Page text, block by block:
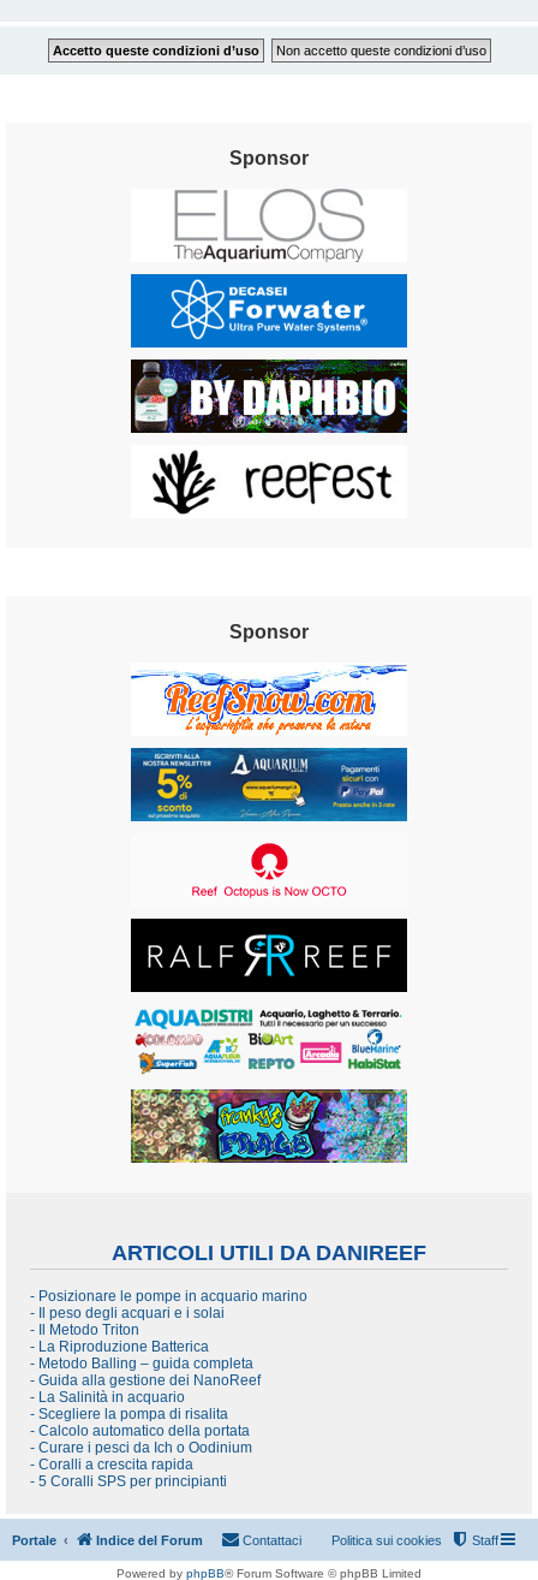
Sponsor
Sponsor
ARTICOLI UTILI DA DANIREEF
- Posizionare le pompe in acquario marino
- Il peso degli acquari e i solai
- Il Metodo Triton
- La Riproduzione Batterica
- Metodo Balling – guida completa
- Guida alla gestione dei NanoReef
- La Salinità in acquario
- Scegliere la pompa di risalita
- Calcolo automatico della portata
- Curare i pesci da Ich o Oodinium
- Coralli a crescita rapida
- 5 Coralli SPS per principianti
Portale Indice del Forum Staff
Politica sui cookies
Contattaci
Powered by phpBB® Forum Software © phpBB Limited